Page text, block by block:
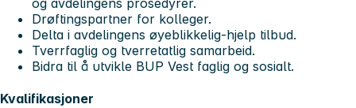
Drøftingspartner for kolleger.
Delta i avdelingens øyeblikkelig-hjelp tilbud.
Tverrfaglig og tverretatlig samarbeid.
Bidra til å utvikle BUP Vest faglig og sosialt.
Kvalifikasjoner